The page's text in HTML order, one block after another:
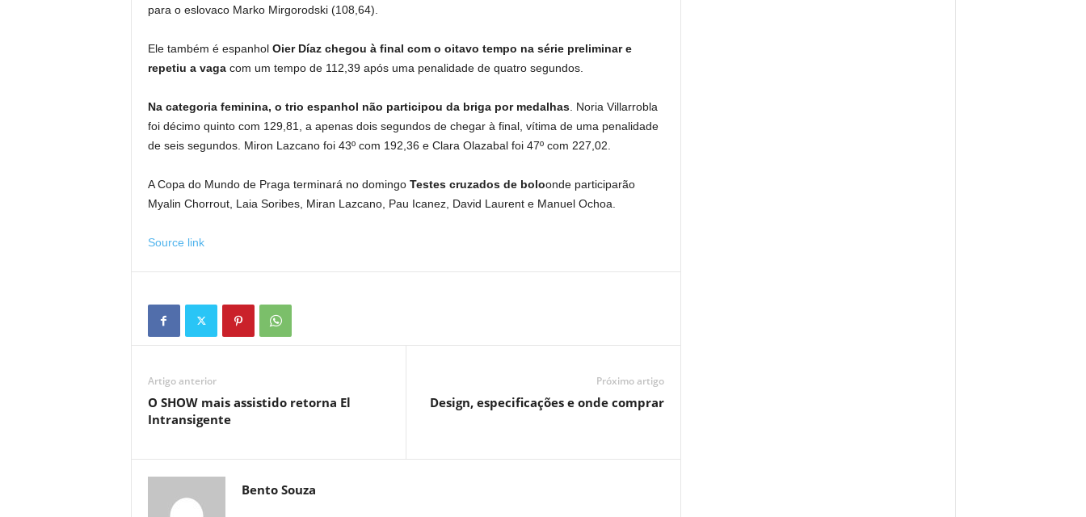
para o eslovaco Marko Mirgorodski (108,64).
Ele também é espanhol Oier Díaz chegou à final com o oitavo tempo na série preliminar e
repetiu a vagacom um tempo de 112,39 após uma penalidade de quatro segundos.
Na categoria feminina, o trio espanhol não participou da briga por medalhas. Noria Villarrobla
foi décimo quinto com 129,81, a apenas dois segundos de chegar à final, vítima de uma penalidade
de seis segundos. Miron Lazcano foi 43º com 192,36 e Clara Olazabal foi 47º com 227,02.
A Copa do Mundo de Praga terminará no domingo Testes cruzados de boloonde participarão
Myalin Chorrout, Laia Soribes, Miran Lazcano, Pau Icanez, David Laurent e Manuel Ochoa.
Source link
Artigo anterior
O SHOW mais assistido retorna El
Intransigente
Próximo artigo
Design, especificações e onde comprar
Bento Souza